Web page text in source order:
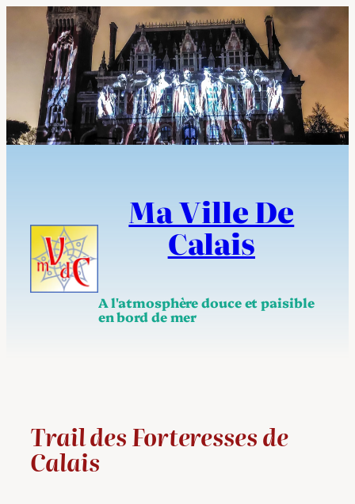
contenu
Ma Ville De
Calais
A l'atmosphère douce et paisible
en bord de mer
Trail des Forteresses de
Calais